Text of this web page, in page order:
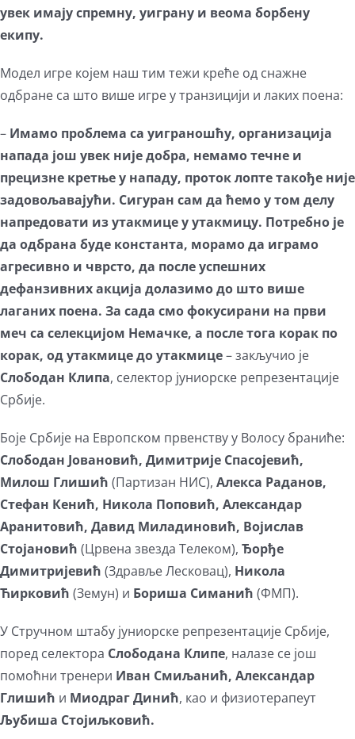
увек имају спремну, уиграну и веома борбену
екипу.
Модел игре којем наш тим тежи креће од снажне
одбране са што више игре у транзицији и лаких поена:
– Имамо проблема са уиграношћу, организација
напада још увек није добра, немамо течне и
прецизне кретње у нападу, проток лопте такође није
задовољавајући. Сигуран сам да ћемо у том делу
напредовати из утакмице у утакмицу. Потребно је
да одбрана буде константа, морамо да играмо
агресивно и чврсто, да после успешних
дефанзивних акција долазимо до што више
лаганих поена. За сада смо фокусирани на први
меч са селекцијом Немачке, а после тога корак по
корак, од утакмице до утакмице– закључио је
Слободан Клипа, селектор јуниорске репрезентације
Србије.
Боје Србије на Европском првенству у Волосу браниће:
Слободан Јовановић, Димитрије Спасојевић,
Милош Глишић (Партизан НИС), Алекса Раданов,
Стефан Кенић, Никола Поповић, Александар
Аранитовић, Давид Миладиновић, Војислав
Стојановић (Црвена звезда Телеком), Ђорђе
Димитријевић (Здравље Лесковац), Никола
Ћирковић (Земун) и Бориша Симанић (ФМП).
У Стручном штабу јуниорске репрезентације Србије,
поред селектора Слободана Клипе, налазе се још
помоћни тренери Иван Смиљанић, Александар
Глишић и Миодраг Динић, као и физиотерапеут
Љубиша Стојиљковић.